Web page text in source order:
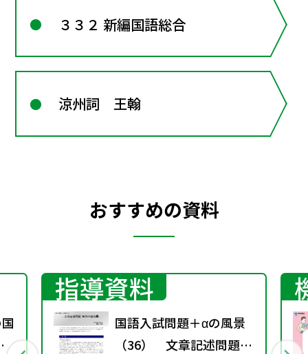
３３２ 新編国語総合
涼州詞 王翰
おすすめの資料
指導資料
国語入試問題＋αの風景
（36） 文章記述問題